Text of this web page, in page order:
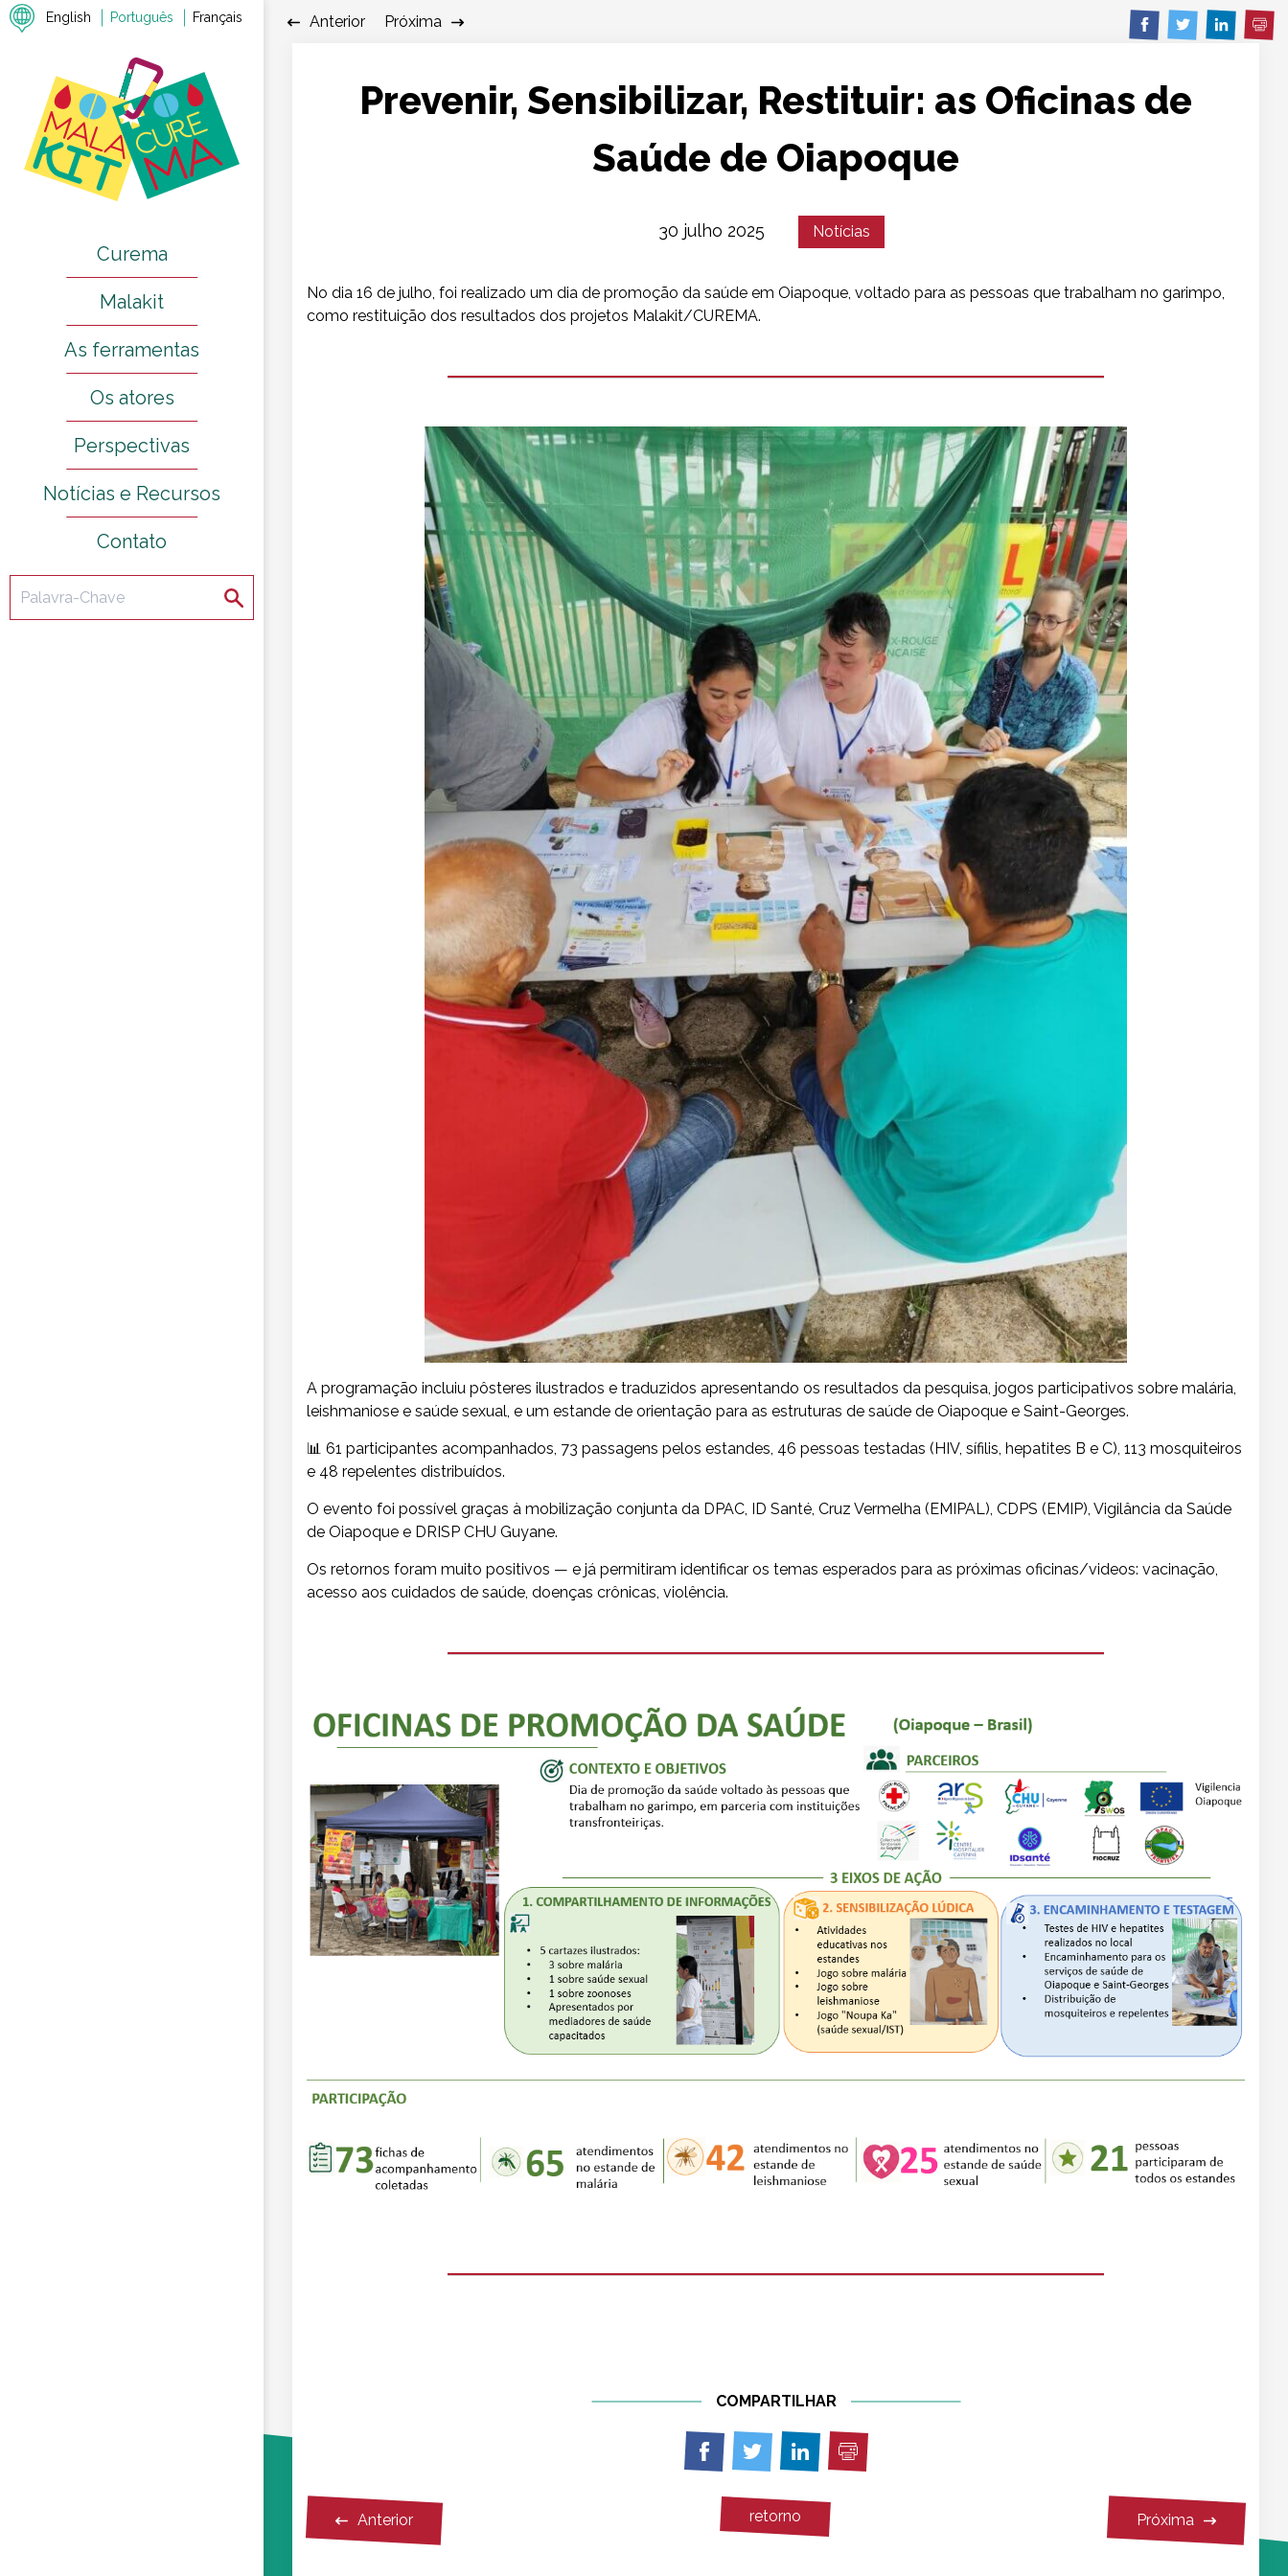
English Português Français
Curema
Malakit
As ferramentas
Os atores
Perspectivas
Notícias e Recursos
Contato
Procurar Procurar
Anterior Próxima
Compartilhar
Facebook
Compartilhar
Prevenir, Sensibilizar, Restituir: as Oficinas de
Saúde de Oiapoque
Date
30 julho 2025
Catégorie
Notícias
No dia 16 de julho, foi realizado um dia de promoção da saúde em Oiapoque, voltado para as pessoas que trabalham no garimpo,
como restituição dos resultados dos projetos Malakit/CUREMA.
A programação incluiu pôsteres ilustrados e traduzidos apresentando os resultados da pesquisa, jogos participativos sobre malária,
leishmaniose e saúde sexual, e um estande de orientação para as estruturas de saúde de Oiapoque e Saint-Georges.
📊 61 participantes acompanhados, 73 passagens pelos estandes, 46 pessoas testadas (HIV, sífilis, hepatites B e C), 113 mosquiteiros
e 48 repelentes distribuídos.
O evento foi possível graças à mobilização conjunta da DPAC, ID Santé, Cruz Vermelha (EMIPAL), CDPS (EMIP), Vigilância da Saúde
de Oiapoque e DRISP CHU Guyane.
Os retornos foram muito positivos — e já permitiram identificar os temas esperados para as próximas oficinas/videos: vacinação,
acesso aos cuidados de saúde, doenças crônicas, violência.
COMPARTILHAR
Compartilhar
Facebook
Compartilhar
Twitter
Compartilhar
Linkedin
Imprimir
Anterior retorno Próxima